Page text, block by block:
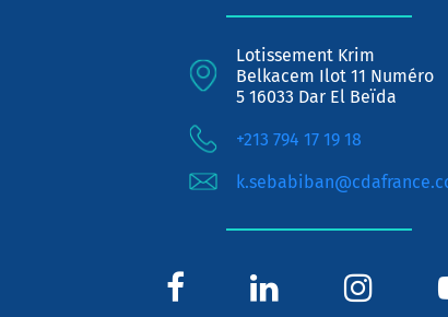
Lotissement Krim
Belkacem Ilot 11 Numéro
5 16033 Dar El Beïda
+213 794 17 19 18